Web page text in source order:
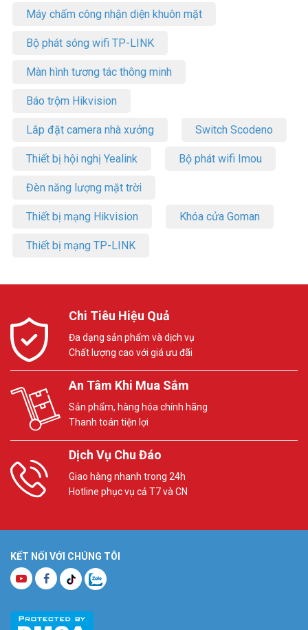
Máy chấm công nhận diện khuôn mặt
Bộ phát sóng wifi TP-LINK
Màn hình tương tác thông minh
Báo trộm Hikvision
Lắp đặt camera nhà xưởng Switch Scodeno
Thiết bị hội nghị Yealink Bộ phát wifi Imou
Đèn năng lượng mặt trời
Thiết bị mạng Hikvision Khóa cửa Goman
Thiết bị mạng TP-LINK
Chi Tiêu Hiệu Quả
Đa dạng sản phẩm và dịch vụ
Chất lượng cao với giá ưu đãi
An Tâm Khi Mua Sắm
Sản phẩm, hàng hóa chính hãng
Thanh toán tiện lợi
Dịch Vụ Chu Đáo
Giao hàng nhanh trong 24h
Hotline phục vụ cả T7 và CN
KẾT NỐI VỚI CHÚNG TÔI